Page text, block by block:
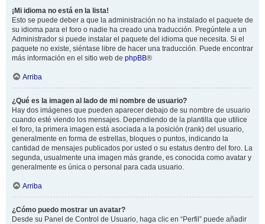
¡Mi idioma no está en la lista!
Esto se puede deber a que la administración no ha instalado el paquete de
su idioma para el foro o nadie ha creado una traducción. Pregúntele a un
Administrador si puede instalar el paquete del idioma que necesita. Si el
paquete no existe, siéntase libre de hacer una traducción. Puede encontrar
más información en el sitio web de phpBB®
Arriba
¿Qué es la imagen al lado de mi nombre de usuario?
Hay dos imágenes que pueden aparecer debajo de su nombre de usuario
cuando esté viendo los mensajes. Dependiendo de la plantilla que utilice
el foro, la primera imagen está asociada a la posición (rank) del usuario,
generalmente en forma de estrellas, bloques o puntos, indicando la
cantidad de mensajes publicados por usted o su estatus dentro del foro. La
segunda, usualmente una imagen más grande, es conocida como avatar y
generalmente es única o personal para cada usuario.
Arriba
¿Cómo puedo mostrar un avatar?
Desde su Panel de Control de Usuario, haga clic en “Perfil” puede añadir